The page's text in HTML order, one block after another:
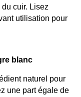
cuir. Lisez
utilisation pour
blanc
naturel pour
une part égale de